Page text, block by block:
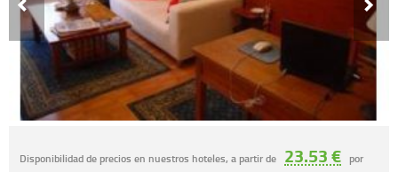
Disponibilidad de precios en nuestros hoteles, a partir de 23.53 € por